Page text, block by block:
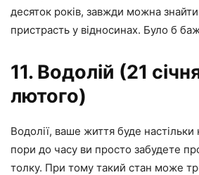
десяток років, завжди можна
пристрасть у відносинах. Було б
11. Водолій (21
лютого)
Водолії, ваше життя буде
пори до часу ви просто забудете
толку. При тому такий стан може